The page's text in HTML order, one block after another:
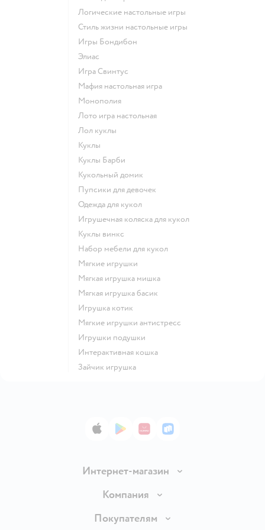
Логические настольные игры
Стиль жизни настольные игры
Игры Бондибон
Элиас
Игра Свинтус
Мафия настольная игра
Монополия
Лото игра настольная
Лол куклы
Куклы
Куклы Барби
Кукольный домик
Пупсики для девочек
Одежда для кукол
Игрушечная коляска для кукол
Куклы винкс
Набор мебели для кукол
Мягкие игрушки
Мягкая игрушка мишка
Мягкая игрушка басик
Игрушка котик
Мягкие игрушки антистресс
Игрушки подушки
Интерактивная кошка
Зайчик игрушка
App StoreGoogle Play
AppGallery
RuStore
Интернет-магазин
Доставка и оплата
Обмен и возврат товара
Компания
О компании
Покупателям